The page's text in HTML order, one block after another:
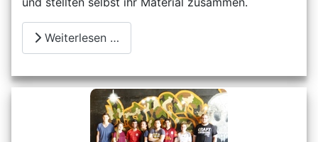
Weiterlesen …